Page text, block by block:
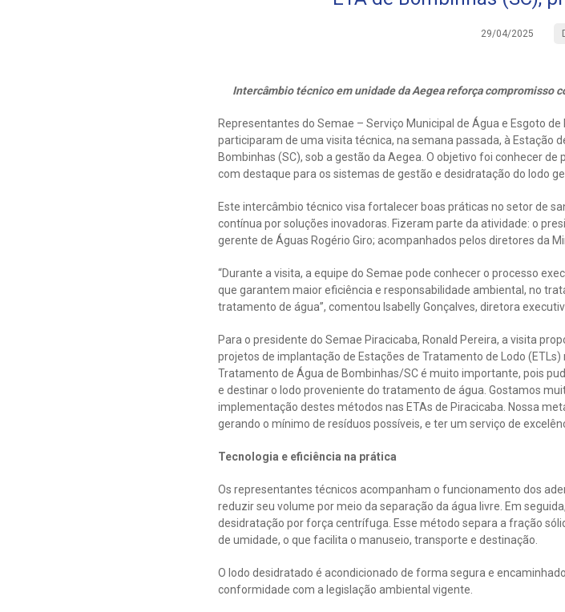
29/04/2025
Intercâmbio técnico em unidade da Aegea reforça compromisso
Representantes do Semae – Serviço Municipal de Água e Esgoto
participaram de uma visita técnica, na semana passada, à Estação
Bombinhas (SC), sob a gestão da Aegea. O objetivo foi conhecer
com destaque para os sistemas de gestão e desidratação do lodo
Este intercâmbio técnico visa fortalecer boas práticas no setor de
contínua por soluções inovadoras. Fizeram parte da atividade: o
gerente de Águas Rogério Giro; acompanhados pelos diretores da
“Durante a visita, a equipe do Semae pode conhecer o processo
que garantem maior eficiência e responsabilidade ambiental, no
tratamento de água”, comentou Isabelly Gonçalves, diretora
Para o presidente do Semae Piracicaba, Ronald Pereira, a visita
projetos de implantação de Estações de Tratamento de Lodo
Tratamento de Água de Bombinhas/SC é muito importante, pois
e destinar o lodo proveniente do tratamento de água. Gostamos
implementação destes métodos nas ETAs de Piracicaba. Nossa
gerando o mínimo de resíduos possíveis, e ter um serviço de
Tecnologia e eficiência na prática
Os representantes técnicos acompanham o funcionamento dos
reduzir seu volume por meio da separação da água livre. Em
desidratação por força centrífuga. Esse método separa a fração
de umidade, o que facilita o manuseio, transporte e destinação.
O lodo desidratado é acondicionado de forma segura e
conformidade com a legislação ambiental vigente.